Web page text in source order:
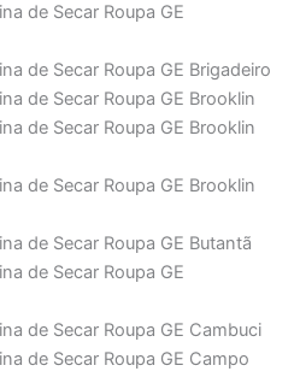
de Secar Roupa GE
de Secar Roupa GE Brigadeiro
de Secar Roupa GE Brooklin
de Secar Roupa GE Brooklin
de Secar Roupa GE Brooklin
de Secar Roupa GE Butantã
de Secar Roupa GE
de Secar Roupa GE Cambuci
de Secar Roupa GE Campo